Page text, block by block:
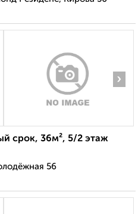
›
срок, 36м², 5/2 этаж
56